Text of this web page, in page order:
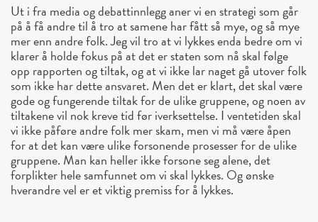
Ut i fra media og debattinnlegg aner vi en strategi som går
på å få andre til å tro at samene har fått så mye, og så mye
mer enn andre folk. Jeg vil tro at vi lykkes enda bedre om vi
klarer å holde fokus på at det er staten som nå skal følge
opp rapporten og tiltak, og at vi ikke lar naget gå utover folk
som ikke har dette ansvaret. Men det er klart, det skal være
gode og fungerende tiltak for de ulike gruppene, og noen av
tiltakene vil nok kreve tid før iverksettelse. I ventetiden skal
vi ikke påføre andre folk mer skam, men vi må være åpen
for at det kan være ulike forsonende prosesser for de ulike
gruppene. Man kan heller ikke forsone seg alene, det
forplikter hele samfunnet om vi skal lykkes. Og ønske
hverandre vel er et viktig premiss for å lykkes.